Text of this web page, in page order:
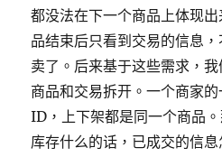
都没法在下一个商品上体现
品结束后只看到交易的信息
卖了。后来基于这些需求，
商品和交易拆开。一个商家
ID，上下架都是同一个商品
库存什么的话，已成交的信